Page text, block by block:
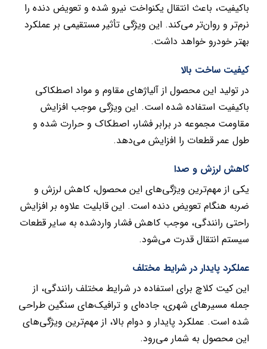
باکیفیت، باعث انتقال یکنواخت نیرو شده و تعویض دنده را
نرم‌تر و روان‌تر می‌کند. این ویژگی تأثیر مستقیمی بر عملکرد
بهتر خودرو خواهد داشت.
کیفیت ساخت بالا
در تولید این محصول از آلیاژهای مقاوم و مواد اصطکاکی
باکیفیت استفاده شده است. این ویژگی موجب افزایش
مقاومت مجموعه در برابر فشار، اصطکاک و حرارت شده و
طول عمر قطعات را افزایش می‌دهد.
کاهش لرزش و صدا
یکی از مهم‌ترین ویژگی‌های این محصول، کاهش لرزش و
ضربه هنگام تعویض دنده است. این قابلیت علاوه بر افزایش
راحتی رانندگی، موجب کاهش فشار واردشده به سایر قطعات
سیستم انتقال قدرت می‌شود.
عملکرد پایدار در شرایط مختلف
این کیت کلاچ برای استفاده در شرایط مختلف رانندگی، از
جمله مسیرهای شهری، جاده‌ای و ترافیک‌های سنگین طراحی
شده است. عملکرد پایدار و دوام بالا، از مهم‌ترین ویژگی‌های
این محصول به شمار می‌رود.